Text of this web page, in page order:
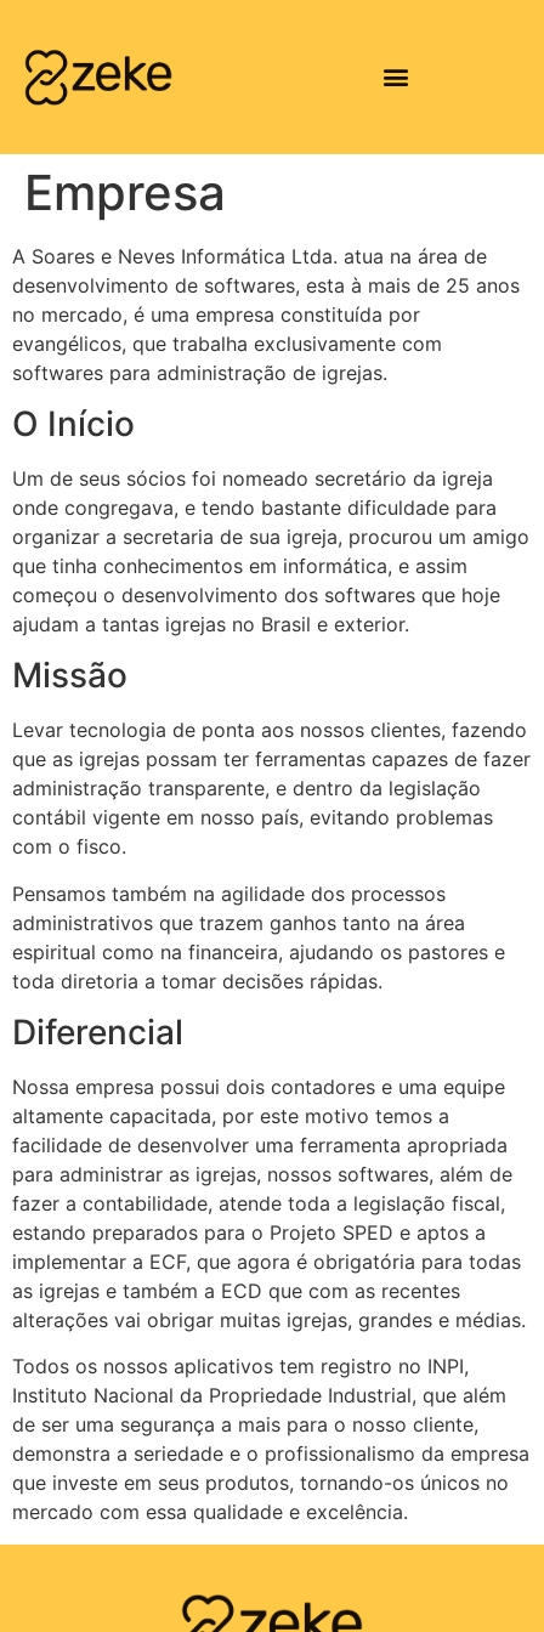
Empresa
A Soares e Neves Informática Ltda. atua na área de
desenvolvimento de softwares, esta à mais de 25 anos
no mercado, é uma empresa constituída por
evangélicos, que trabalha exclusivamente com
softwares para administração de igrejas.
O Início
Um de seus sócios foi nomeado secretário da igreja
onde congregava, e tendo bastante dificuldade para
organizar a secretaria de sua igreja, procurou um amigo
que tinha conhecimentos em informática, e assim
começou o desenvolvimento dos softwares que hoje
ajudam a tantas igrejas no Brasil e exterior.
Missão
Levar tecnologia de ponta aos nossos clientes, fazendo
que as igrejas possam ter ferramentas capazes de fazer
administração transparente, e dentro da legislação
contábil vigente em nosso país, evitando problemas
com o fisco.
Pensamos também na agilidade dos processos
administrativos que trazem ganhos tanto na área
espiritual como na financeira, ajudando os pastores e
toda diretoria a tomar decisões rápidas.
Diferencial
Nossa empresa possui dois contadores e uma equipe
altamente capacitada, por este motivo temos a
facilidade de desenvolver uma ferramenta apropriada
para administrar as igrejas, nossos softwares, além de
fazer a contabilidade, atende toda a legislação fiscal,
estando preparados para o Projeto SPED e aptos a
implementar a ECF, que agora é obrigatória para todas
as igrejas e também a ECD que com as recentes
alterações vai obrigar muitas igrejas, grandes e médias.
Todos os nossos aplicativos tem registro no INPI,
Instituto Nacional da Propriedade Industrial, que além
de ser uma segurança a mais para o nosso cliente,
demonstra a seriedade e o profissionalismo da empresa
que investe em seus produtos, tornando-os únicos no
mercado com essa qualidade e excelência.